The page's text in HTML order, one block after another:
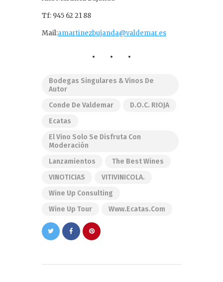
Tf: 945 62 21 88
Mail:amartinezbujanda@valdemar.es
Bodegas Singulares & Vinos De
Autor
Conde De Valdemar
D.O.C. RIOJA
Ecatas
El Vino Solo Se Disfruta Con
Moderación
Lanzamientos
The Best Wines
VINOTICIAS
VITIVINICOLA.
Wine Up Consulting
Wine Up Tour
Www.ecatas.com